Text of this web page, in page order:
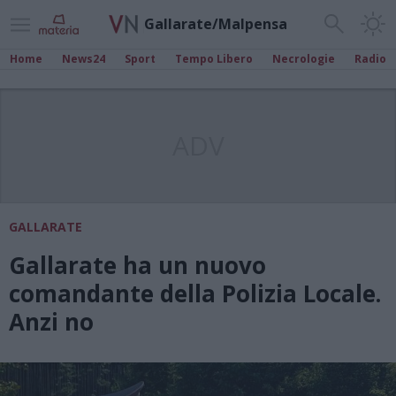
Gallarate/Malpensa
Home News24 Sport Tempo Libero Necrologie Radio
GALLARATE
Gallarate ha un nuovo
comandante della Polizia Locale.
Anzi no